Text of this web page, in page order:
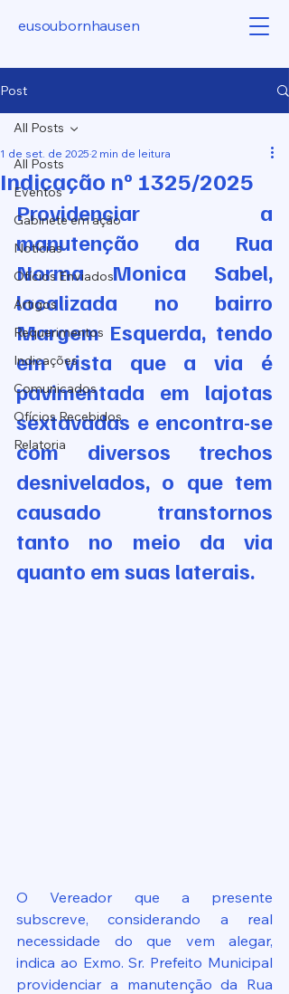
eusoubornhausen
Post
All Posts
Eventos
Gabinete em ação
Notícias
Ofícios Enviados
Artigos
Requerimentos
Indicações
Comunicados
Ofícios Recebidos
Relatoria
All Posts
Indicação nº 1325/2025
1 de set. de 2025 2 min de leitura
Providenciar a
manutenção da Rua
Norma Monica Sabel,
localizada no bairro
Margem Esquerda, tendo
em vista que a via é
pavimentada em lajotas
sextavadas e encontra-se
com diversos trechos
desnivelados, o que tem
causado transtornos
tanto no meio da via
quanto em suas laterais.
O Vereador que a presente
subscreve, considerando a real
necessidade do que vem alegar,
indica ao Exmo. Sr. Prefeito Municipal
providenciar a manutenção da Rua